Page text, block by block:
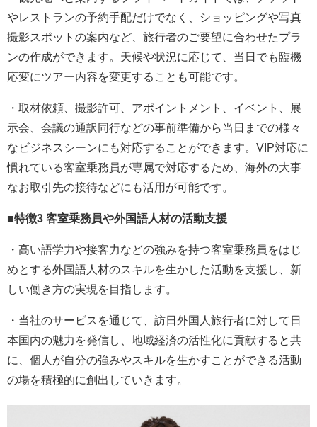
やレストランの予約手配だけでなく、ショッピングや写真
撮影スポットの案内など、旅行者のご要望に合わせたプラ
ンの作成ができます。天候や状況に応じて、当日でも臨機
応変にツアー内容を変更することも可能です。
・取材依頼、撮影許可、アポイントメント、イベント、展
示会、会議の通訳同行などの事前準備から当日までの様々
なビジネスシーンにも対応することができます。VIP対応に
慣れている客室乗務員が専属で対応するため、海外の大事
なお取引先の接待などにも活用が可能です。
■特徴3 客室乗務員や外国語人材の活動支援
・高い語学力や接客力などの強みを持つ客室乗務員をはじ
めとする外国語人材のスキルを生かした活動を支援し、新
しい働き方の実現を目指します。
・当社のサービスを通じて、訪日外国人旅行者に対して日
本国内の魅力を発信し、地域経済の活性化に貢献すると共
に、個人が自分の強みやスキルを生かすことができる活動
の場を積極的に創出していきます。